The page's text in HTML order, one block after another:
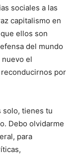
sociales a las
capitalismo en
ellos son
del mundo
el
por
solo, tienes tu
Debo olvidarme
para